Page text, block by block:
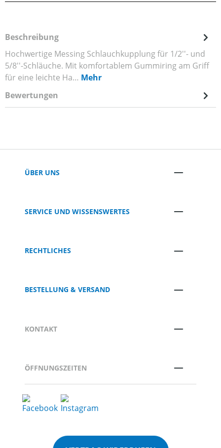
Beschreibung
Hochwertige Messing Schlauchkupplung für 1/2''- und
5/8''-Schläuche. Mit komfortablem Gummiring am Griff
für eine leichte Ha… Mehr
Bewertungen
ÜBER UNS
SERVICE UND WISSENSWERTES
RECHTLICHES
BESTELLUNG & VERSAND
KONTAKT
ÖFFNUNGSZEITEN